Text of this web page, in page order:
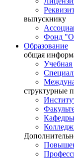
выпускнику
Фонд
Образование
общая
Учебная
структурные
Кафедры